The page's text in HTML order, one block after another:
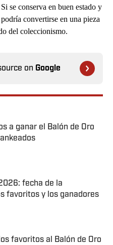
Si se conserva en buen estado y
convertirse en una pieza
del coleccionismo.
on Google
a ganar el Balón de Oro
Date
fecha de la
favoritos y los ganadores
Date
favoritos al Balón de Oro